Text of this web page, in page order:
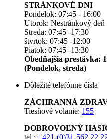
STRÁNKOVÉ DNI
Pondelok: 07:45 - 16:00
Utorok: Nestránkový deň
Streda: 07:45 -17:30
štvrtok: 07:45 -12:00
Piatok: 07:45 -13:30
Obedňajšia prestávka:
(Pondelok, streda)
Dôležité telefónne čísla
ZÁCHRANNÁ
Tiesňové volanie: 155
DOBROVOĽNÝ